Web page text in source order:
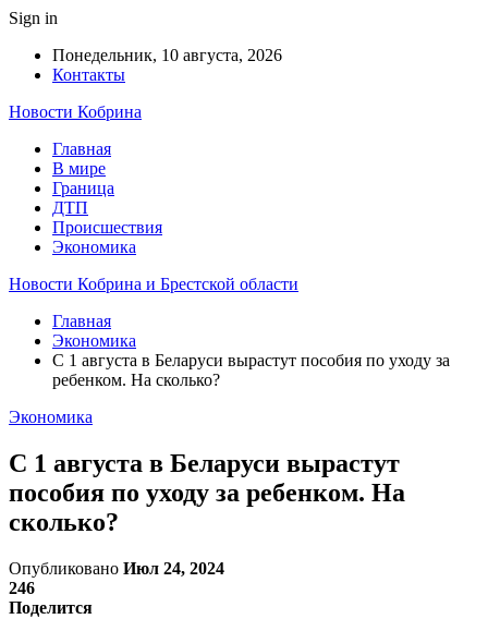
Sign in
Понедельник, 10 августа, 2026
Контакты
Новости Кобрина
Главная
В мире
Граница
ДТП
Происшествия
Экономика
Новости Кобрина и Брестской области
Главная
Экономика
С 1 августа в Беларуси вырастут пособия по уходу за
ребенком. На сколько?
Экономика
С 1 августа в Беларуси вырастут
пособия по уходу за ребенком. На
сколько?
Опубликовано Июл 24, 2024
246
Поделится